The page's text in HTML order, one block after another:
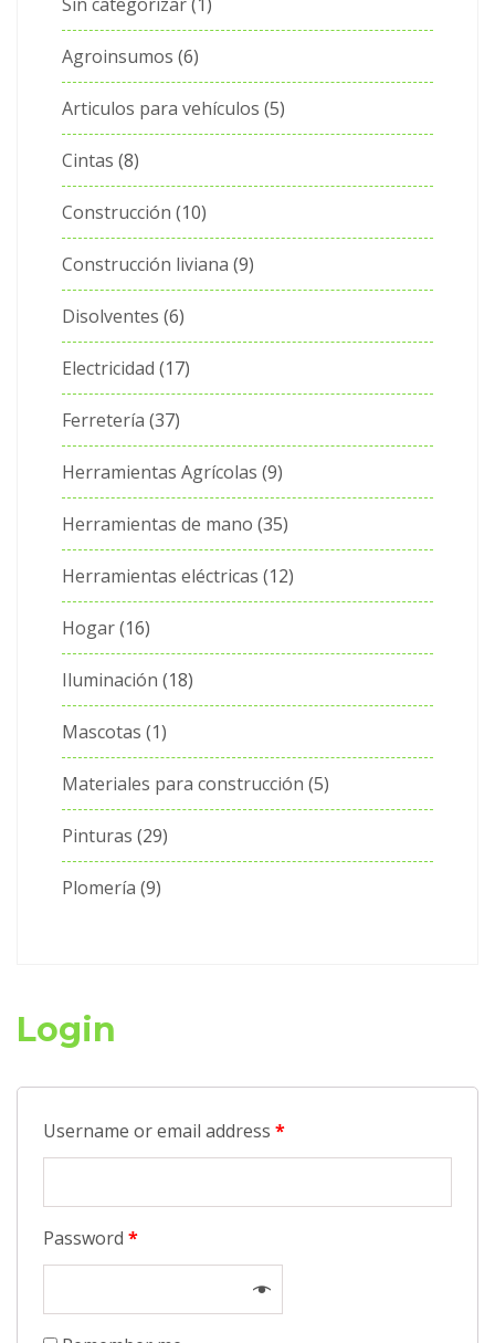
Agroinsumos 6
Articulos para vehículos 5
Cintas 8
Construcción 10
Construcción liviana 9
Disolventes 6
Electricidad 17
Ferretería 37
Herramientas Agrícolas 9
Herramientas de mano 35
Herramientas eléctricas 12
Hogar 16
Iluminación 18
Mascotas 1
Materiales para construcción 5
Pinturas 29
Plomería 9
Login
Username or email address *
Password *